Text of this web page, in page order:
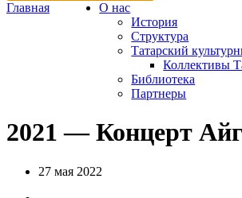
Главная
О нас
История
Структура
Татарский
Коллективы
Библиотека
Партнеры
2021 — Концерт
27 мая 2022